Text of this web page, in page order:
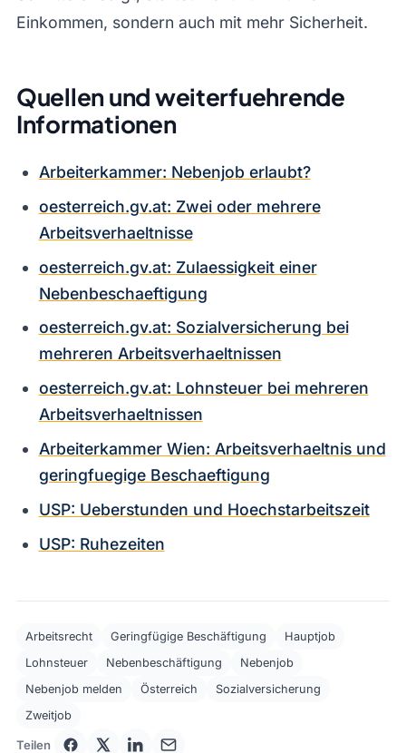
Einkommen, sondern auch mit mehr Sicherheit.
Quellen und weiterfuehrende
Informationen
Arbeiterkammer: Nebenjob erlaubt?
oesterreich.gv.at: Zwei oder mehrere
Arbeitsverhaeltnisse
oesterreich.gv.at: Zulaessigkeit einer
Nebenbeschaeftigung
oesterreich.gv.at: Sozialversicherung bei
mehreren Arbeitsverhaeltnissen
oesterreich.gv.at: Lohnsteuer bei mehreren
Arbeitsverhaeltnissen
Arbeiterkammer Wien: Arbeitsverhaeltnis und
geringfuegige Beschaeftigung
USP: Ueberstunden und Hoechstarbeitszeit
USP: Ruhezeiten
Arbeitsrecht Geringfügige Beschäftigung
Hauptjob
Lohnsteuer
Nebenbeschäftigung
Nebenjob
Nebenjob melden
Österreich
Sozialversicherung
Zweitjob
Teilen